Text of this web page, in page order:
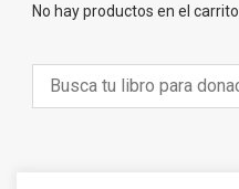
No hay productos en el carrito.